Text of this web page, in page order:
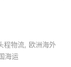
程物流 欧洲海外
海运